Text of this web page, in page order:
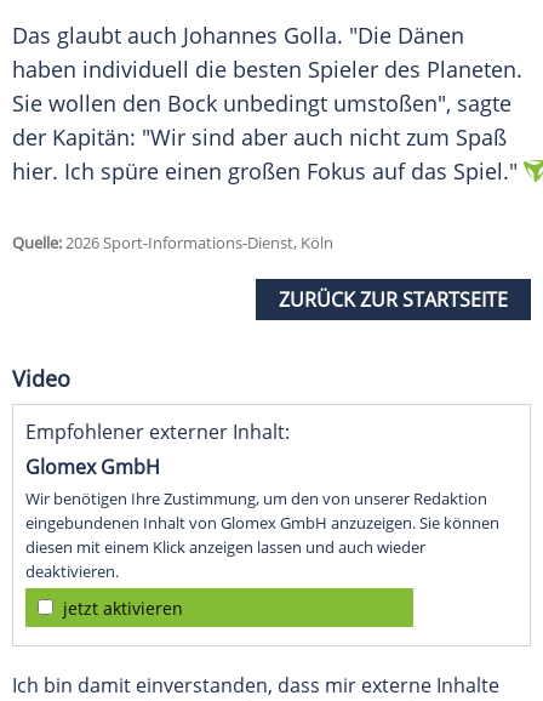
Das glaubt auch Johannes Golla. "Die Dänen
haben individuell die besten Spieler des Planeten.
Sie wollen den Bock unbedingt umstoßen", sagte
der Kapitän: "Wir sind aber auch nicht zum Spaß
hier. Ich spüre einen großen Fokus auf das Spiel."
Quelle:2026 Sport-Informations-Dienst, Köln
ZURÜCK ZUR STARTSEITE
Video
Empfohlener externer Inhalt:
Glomex GmbH
Wir benötigen Ihre Zustimmung, um den von unserer Redaktion
eingebundenen Inhalt von Glomex GmbH anzuzeigen. Sie können
diesen mit einem Klick anzeigen lassen und auch wieder
deaktivieren.
jetzt aktivieren
Ich bin damit einverstanden, dass mir externe Inhalte